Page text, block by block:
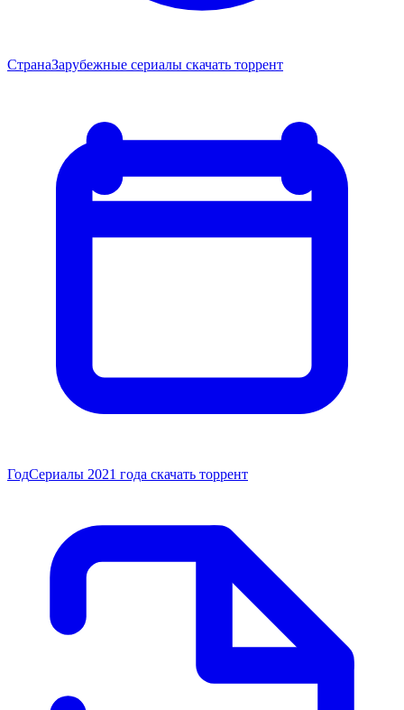
СтранаЗарубежные сериалы скачать торрент
ГодСериалы 2021 года скачать торрент